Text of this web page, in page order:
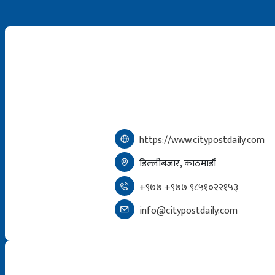
https://www.citypostdaily.com
डिल्लीबजार, काठमाडौं
+९७७ +९७७ ९८५१०२२१५३
info@citypostdaily.com